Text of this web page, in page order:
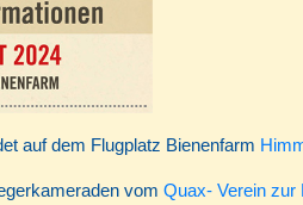
auf dem Flugplatz Bienenfarm
vom Quax- Verein zur